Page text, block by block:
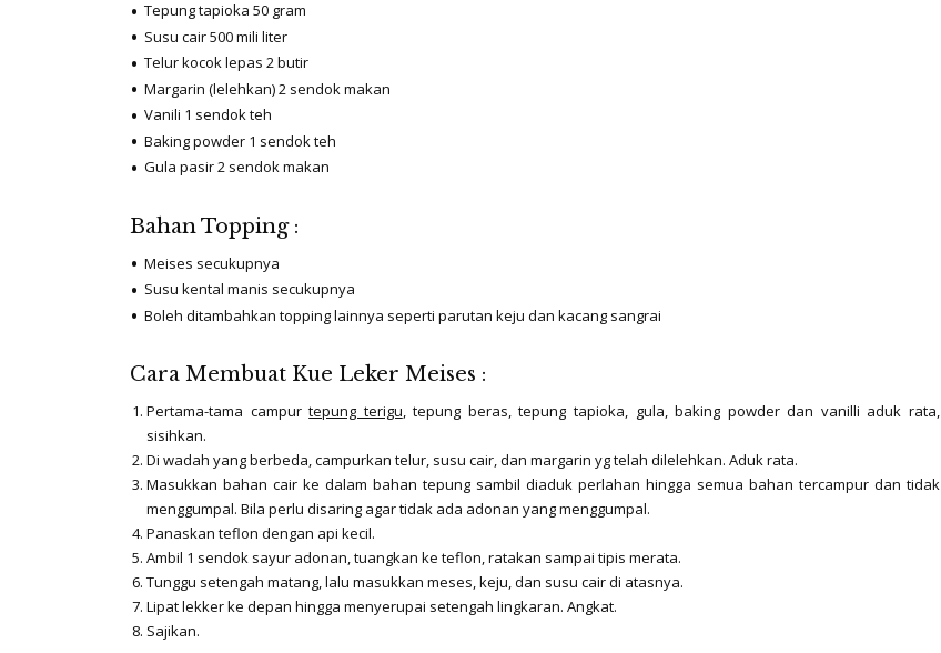
Tepung tapioka 50 gram
Susu cair 500 mili liter
Telur kocok lepas 2 butir
Margarin (lelehkan) 2 sendok makan
Vanili 1 sendok teh
Baking powder 1 sendok teh
Gula pasir 2 sendok makan
Bahan Topping :
Meises secukupnya
Susu kental manis secukupnya
Boleh ditambahkan topping lainnya seperti parutan keju dan kacang sangrai
Cara Membuat Kue Leker Meises :
Pertama-tama campurtepung terigu, tepung beras, tepung tapioka, gula, baking powder dan vanilli aduk rata,
sisihkan.
Di wadah yang berbeda, campurkan telur, susu cair, dan margarin yg telah dilelehkan. Aduk rata.
Masukkan bahan cair ke dalam bahan tepung sambil diaduk perlahan hingga semua bahan tercampur dan tidak
menggumpal. Bila perlu disaring agar tidak ada adonan yang menggumpal.
Panaskan teflon dengan api kecil.
Ambil 1 sendok sayur adonan, tuangkan ke teflon, ratakan sampai tipis merata.
Tunggu setengah matang, lalu masukkan meses, keju, dan susu cair di atasnya.
Lipat lekker ke depan hingga menyerupai setengah lingkaran. Angkat.
Sajikan.